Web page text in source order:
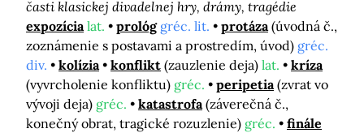
časti klasickej divadelnej hry, drámy, tragédie
expozícia lat. prológ gréc. lit. protáza (úvodná č.,
zoznámenie s postavami a prostredím, úvod) gréc.
div.
kolízia konflikt (zauzlenie deja) lat.
kríza
(vyvrcholenie konfliktu) gréc. peripetia (zvrat vo
vývoji deja) gréc. katastrofa (záverečná č.,
konečný obrat, tragické rozuzlenie) gréc.
finále